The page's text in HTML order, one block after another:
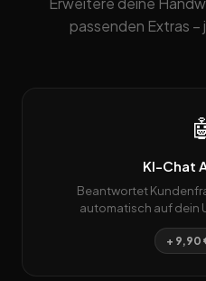
passenden Extras
KI-Chat
Beantwortet
automatisch auf dein
+ 9,90